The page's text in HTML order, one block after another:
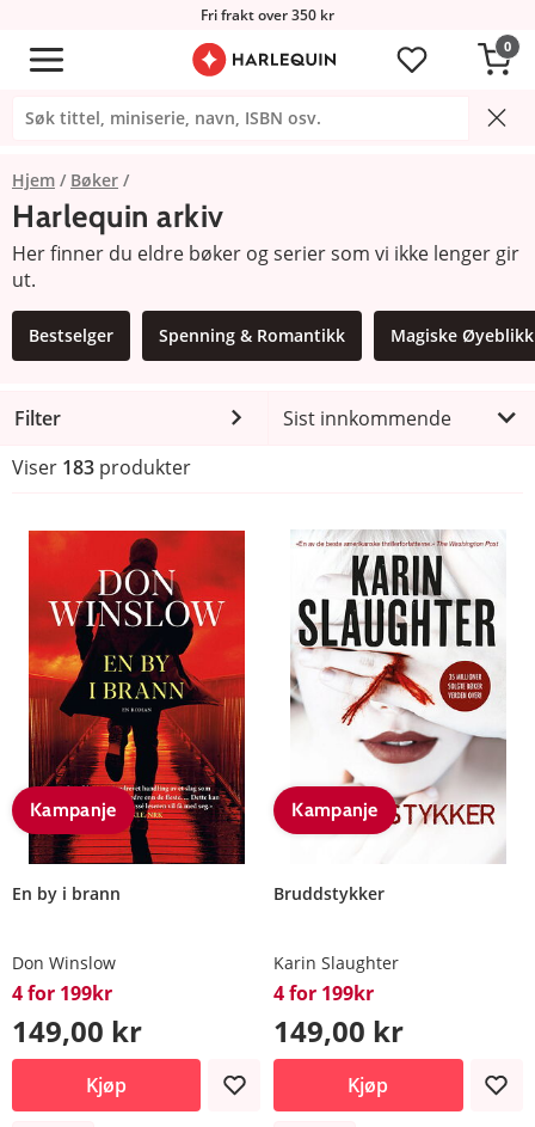
Fri frakt over 350 kr
0
Hjem Bøker
Harlequin arkiv
Her finner du eldre bøker og serier som vi ikke lenger gir
ut.
Bestselger Spenning & Romantikk Magiske Øyeblikk
Filter
Sist innkommende
Viser 183 produkter
Kampanje
En by i brann
Don Winslow
4 for 199kr
149,00 kr
Kjøp
Kampanje
Bruddstykker
Karin Slaughter
4 for 199kr
149,00 kr
Kjøp